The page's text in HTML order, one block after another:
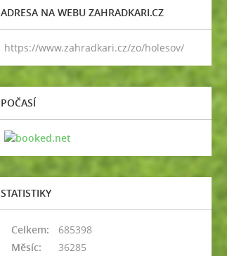
ADRESA NA WEBU ZAHRADKARI.CZ
https://www.zahradkari.cz/zo/holesov/
POČASÍ
STATISTIKY
Celkem:
685398
Měsíc:
36285